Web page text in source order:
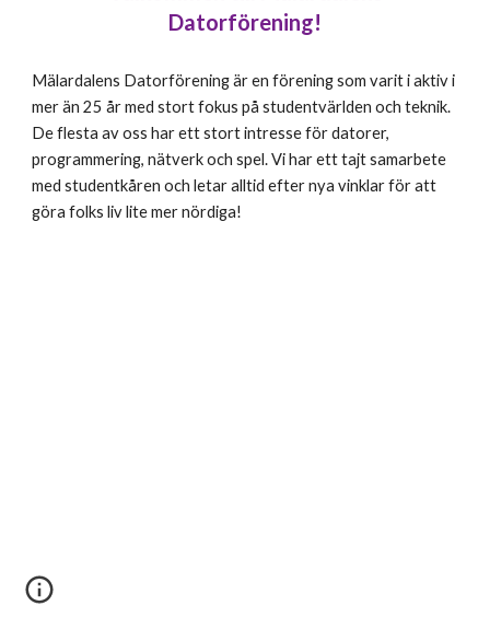
Datorförening!
Mälardalens Datorförening är en förening som varit i aktiv i
mer än 25 år med stort fokus på studentvärlden och teknik.
De flesta av oss har ett stort intresse för datorer,
programmering, nätverk och spel. Vi har ett tajt samarbete
med studentkåren och letar alltid efter nya vinklar för att
göra folks liv lite mer nördiga!